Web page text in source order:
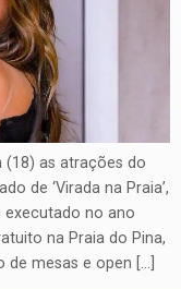
(18) as atrações do
de ‘Virada na Praia’,
executado no ano
na Praia do Pina,
de mesas e open […]